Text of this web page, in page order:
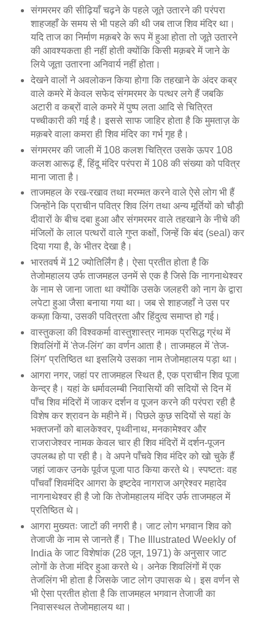
संगमरमर की सीढ़ियाँ चढ़ने के पहले जूते उतारने की परंपरा
शाहजहाँ के समय से भी पहले की थी जब ताज शिव मंदिर था।
यदि ताज का निर्माण मक़बरे के रूप में हुआ होता तो जूते उतारने
की आवश्यकता ही नहीं होती क्योंकि किसी मक़बरे में जाने के
लिये जूता उतारना अनिवार्य नहीं होता।
देखने वालों ने अवलोकन किया होगा कि तहखाने के अंदर कब्र
वाले कमरे में केवल सफेद संगमरमर के पत्थर लगे हैं जबकि
अटारी व कब्रों वाले कमरे में पुष्प लता आदि से चित्रित
पच्चीकारी की गई है। इससे साफ जाहिर होता है कि मुमताज़ के
मक़बरे वाला कमरा ही शिव मंदिर का गर्भ गृह है।
संगमरमर की जाली में 108 कलश चित्रित उसके ऊपर 108
कलश आरूढ़ हैं, हिंदू मंदिर परंपरा में 108 की संख्या को पवित्र
माना जाता है।
ताजमहल के रख-रखाव तथा मरम्मत करने वाले ऐसे लोग भी हैं
जिन्होंने कि प्राचीन पवित्र शिव लिंग तथा अन्य मूर्तियों को चौड़ी
दीवारों के बीच दबा हुआ और संगमरमर वाले तहखाने के नीचे की
मंजिलों के लाल पत्थरों वाले गुप्त कक्षों, जिन्हें कि बंद (seal) कर
दिया गया है, के भीतर देखा है।
भारतवर्ष में 12 ज्योतिर्लिंग है। ऐसा प्रतीत होता है कि
तेजोमहालय उर्फ ताजमहल उनमें से एक है जिसे कि नागनाथेश्वर
के नाम से जाना जाता था क्योंकि उसके जलहरी को नाग के द्वारा
लपेटा हुआ जैसा बनाया गया था। जब से शाहजहाँ ने उस पर
कब्ज़ा किया, उसकी पवित्रता और हिंदुत्व समाप्त हो गई।
वास्तुकला की विश्वकर्मा वास्तुशास्त्र नामक प्रसिद्ध ग्रंथ में
शिवलिंगों में 'तेज-लिंग' का वर्णन आता है। ताजमहल में 'तेज-
लिंग' प्रतिष्ठित था इसलिये उसका नाम तेजोमहालय पड़ा था।
आगरा नगर, जहां पर ताजमहल स्थित है, एक प्राचीन शिव पूजा
केन्द्र है। यहां के धर्मावलम्बी निवासियों की सदियों से दिन में
पाँच शिव मंदिरों में जाकर दर्शन व पूजन करने की परंपरा रही है
विशेष कर श्रावन के महीने में। पिछले कुछ सदियों से यहां के
भक्तजनों को बालकेश्वर, पृथ्वीनाथ, मनकामेश्वर और
राजराजेश्वर नामक केवल चार ही शिव मंदिरों में दर्शन-पूजन
उपलब्ध हो पा रही है। वे अपने पाँचवे शिव मंदिर को खो चुके हैं
जहां जाकर उनके पूर्वज पूजा पाठ किया करते थे। स्पष्टतः वह
पाँचवाँ शिवमंदिर आगरा के इष्टदेव नागराज अग्रेश्वर महादेव
नागनाथेश्वर ही है जो कि तेजोमहालय मंदिर उर्फ ताजमहल में
प्रतिष्ठित थे।
आगरा मुख्यतः जाटों की नगरी है। जाट लोग भगवान शिव को
तेजाजी के नाम से जानते हैं। The Illustrated Weekly of
India के जाट विशेषांक (28 जून, 1971) के अनुसार जाट
लोगों के तेजा मंदिर हुआ करते थे। अनेक शिवलिंगों में एक
तेजलिंग भी होता है जिसके जाट लोग उपासक थे। इस वर्णन से
भी ऐसा प्रतीत होता है कि ताजमहल भगवान तेजाजी का
निवासस्थल तेजोमहालय था।